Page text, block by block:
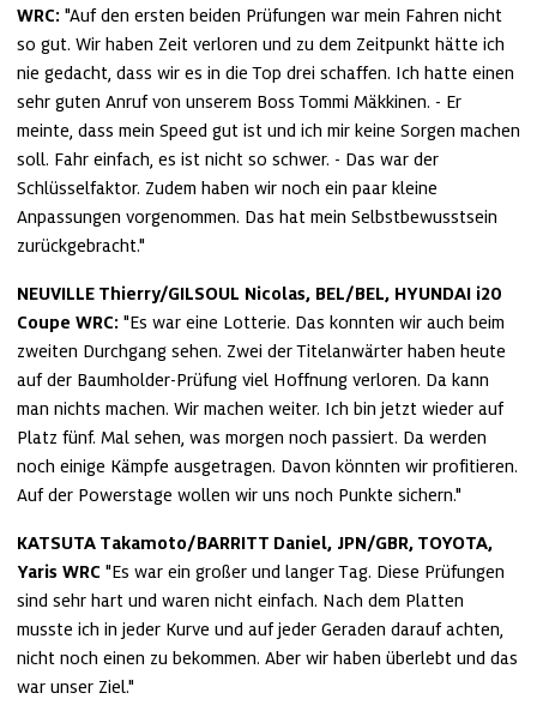
WRC: "Auf den ersten beiden Prüfungen war mein Fahren nicht
so gut. Wir haben Zeit verloren und zu dem Zeitpunkt hätte ich
nie gedacht, dass wir es in die Top drei schaffen. Ich hatte einen
sehr guten Anruf von unserem Boss Tommi Mäkkinen. - Er
meinte, dass mein Speed gut ist und ich mir keine Sorgen machen
soll. Fahr einfach, es ist nicht so schwer. - Das war der
Schlüsselfaktor. Zudem haben wir noch ein paar kleine
Anpassungen vorgenommen. Das hat mein Selbstbewusstsein
zurückgebracht."
NEUVILLE Thierry/GILSOUL Nicolas, BEL/BEL, HYUNDAI i20
Coupe WRC: "Es war eine Lotterie. Das konnten wir auch beim
zweiten Durchgang sehen. Zwei der Titelanwärter haben heute
auf der Baumholder-Prüfung viel Hoffnung verloren. Da kann
man nichts machen. Wir machen weiter. Ich bin jetzt wieder auf
Platz fünf. Mal sehen, was morgen noch passiert. Da werden
noch einige Kämpfe ausgetragen. Davon könnten wir profitieren.
Auf der Powerstage wollen wir uns noch Punkte sichern."
KATSUTA Takamoto/BARRITT Daniel, JPN/GBR, TOYOTA,
Yaris WRC "Es war ein großer und langer Tag. Diese Prüfungen
sind sehr hart und waren nicht einfach. Nach dem Platten
musste ich in jeder Kurve und auf jeder Geraden darauf achten,
nicht noch einen zu bekommen. Aber wir haben überlebt und das
war unser Ziel."